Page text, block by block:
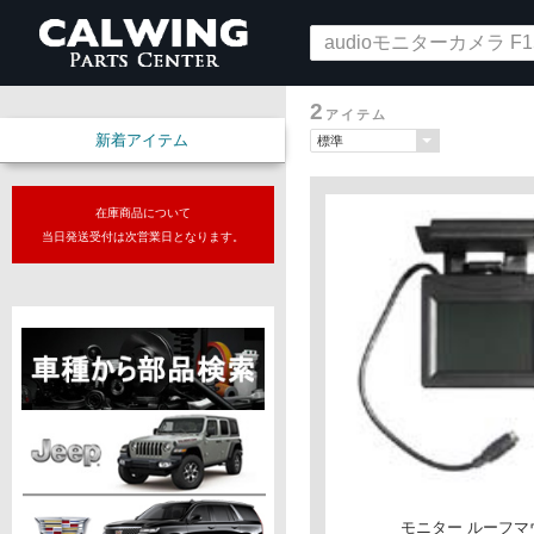
新着アイテム
在庫商品について
当日発送受付は次営業日となります。
2 アイテム
モニター ルーフ